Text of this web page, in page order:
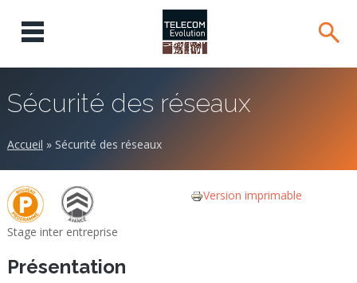
Sécurité des réseaux
Accueil » Sécurité des réseaux
Version imprimable
Stage inter entreprise
Présentation